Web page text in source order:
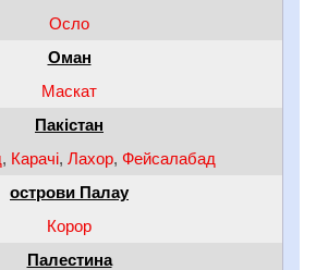
Осло
Оман
Маскат
Пакістан
, Карачі, Лахор, Фейсалабад
острови Палау
Корор
Палестина